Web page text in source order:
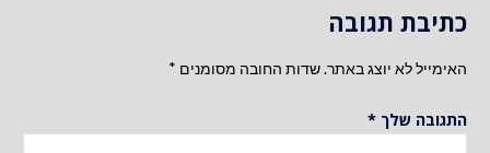
כתיבת תגובה
האימייל לא יוצג באתר.שדות החובה מסומנים *
התגובה שלך *